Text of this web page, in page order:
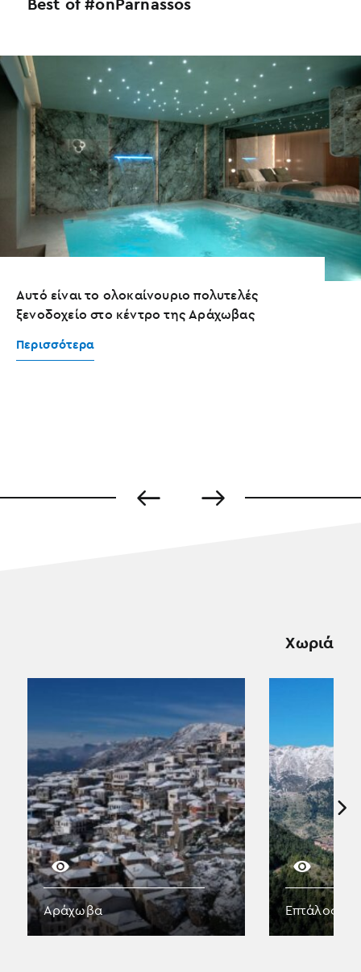
Αυτό είναι το ολοκαίνουριο πολυτελές
ξενοδοχείο στο κέντρο της Αράχωβας
Περισσότερα
Χωριά
Αράχωβα Επτάλοφος